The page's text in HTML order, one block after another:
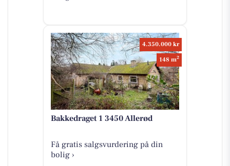
4.350.000 kr
148 m2
Bakkedraget 1 3450 Allerød
Få gratis salgsvurdering på din
bolig ›